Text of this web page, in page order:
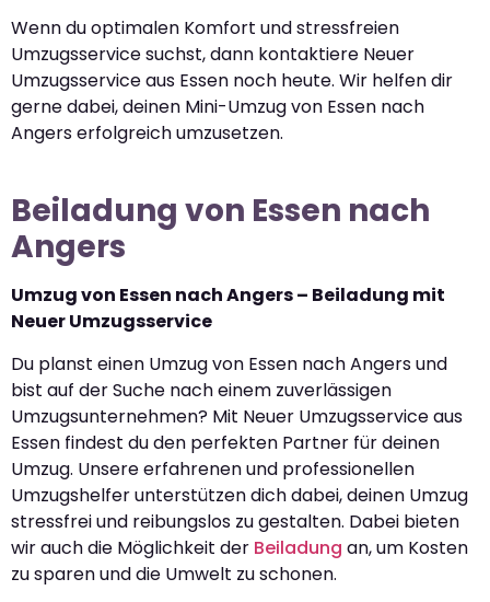
Wenn du optimalen Komfort und stressfreien
Umzugsservice suchst, dann kontaktiere Neuer
Umzugsservice aus Essen noch heute. Wir helfen dir
gerne dabei, deinen Mini-Umzug von Essen nach
Angers erfolgreich umzusetzen.
Beiladung von Essen nach
Angers
Umzug von Essen nach Angers – Beiladung mit
Neuer Umzugsservice
Du planst einen Umzug von Essen nach Angers und
bist auf der Suche nach einem zuverlässigen
Umzugsunternehmen? Mit Neuer Umzugsservice aus
Essen findest du den perfekten Partner für deinen
Umzug. Unsere erfahrenen und professionellen
Umzugshelfer unterstützen dich dabei, deinen Umzug
stressfrei und reibungslos zu gestalten. Dabei bieten
wir auch die Möglichkeit der Beiladung an, um Kosten
zu sparen und die Umwelt zu schonen.